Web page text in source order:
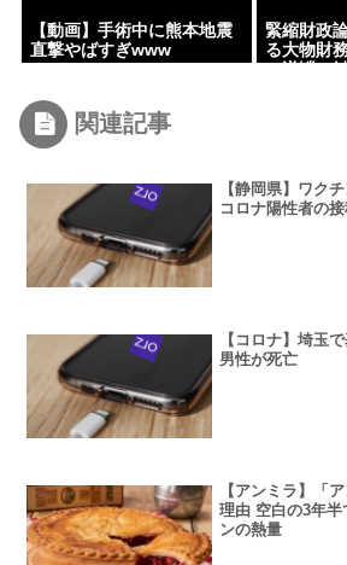
【動画】手術中に熊本地震
直撃やばすぎwww
緊縮財政
る大物財
関連記事
【静岡県】ワク
コロナ陽性者の
【コロナ】埼玉
男性が死亡
【アンミラ】「
理由 空白の3年
ンの熱量